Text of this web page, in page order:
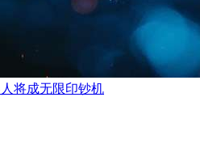
将成无限印钞机